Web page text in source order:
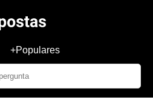
+Populares